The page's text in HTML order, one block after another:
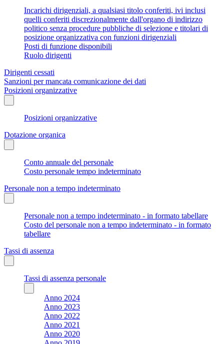
Incarichi dirigenziali, a qualsiasi titolo conferiti, ivi inclusi
quelli conferiti discrezionalmente dall'organo di indirizzo
politico senza procedure pubbliche di selezione e titolari di
posizione organizzativa con funzioni dirigenziali
Posti di funzione disponibili
Ruolo dirigenti
Dirigenti cessati
Sanzioni per mancata comunicazione dei dati
Posizioni organizzative
Posizioni organizzative
Dotazione organica
Conto annuale del personale
Costo personale tempo indeterminato
Personale non a tempo indeterminato
Personale non a tempo indeterminato - in formato tabellare
Costo del personale non a tempo indeterminato - in formato
tabellare
Tassi di assenza
Tassi di assenza personale
Anno 2024
Anno 2023
Anno 2022
Anno 2021
Anno 2020